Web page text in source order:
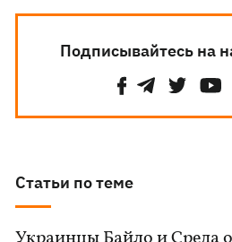
Подписывайтесь на
Статьи по теме